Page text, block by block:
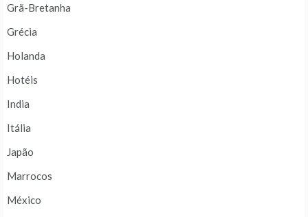
Grã-Bretanha
Grécia
Holanda
Hotéis
India
Itália
Japão
Marrocos
México